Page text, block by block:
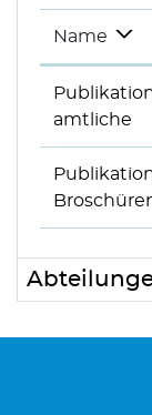
Name
amtliche